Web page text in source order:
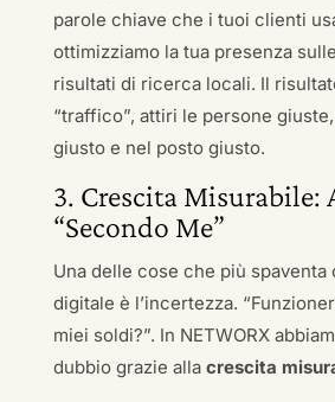
parole chiave che i tuoi clienti
ottimizziamo la tua presenza
risultati di ricerca locali. Il
“traffico”, attiri le persone
giusto e nel posto giusto.
3. Crescita Misurabile:
“Secondo Me”
Una delle cose che più spaventa
digitale è l’incertezza.
miei soldi?”. In NETWORX
dubbio grazie alla crescita